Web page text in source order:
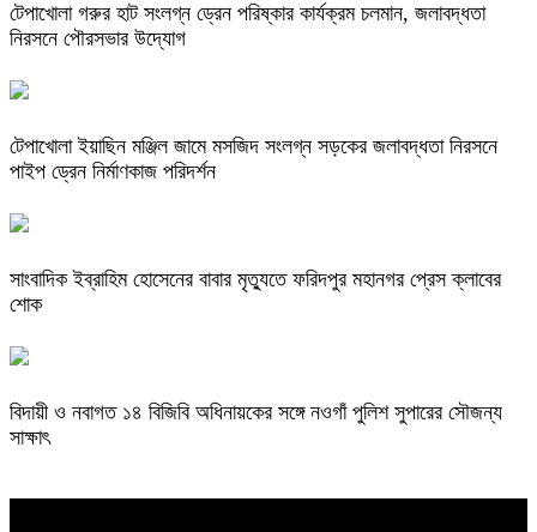
টেপাখোলা গরুর হাট সংলগ্ন ড্রেন পরিষ্কার কার্যক্রম চলমান, জলাবদ্ধতা
নিরসনে পৌরসভার উদ্যোগ
টেপাখোলা ইয়াছিন মঞ্জিল জামে মসজিদ সংলগ্ন সড়কের জলাবদ্ধতা নিরসনে
পাইপ ড্রেন নির্মাণকাজ পরিদর্শন
সাংবাদিক ইব্রাহিম হোসেনের বাবার মৃত্যুতে ফরিদপুর মহানগর প্রেস ক্লাবের
শোক
বিদায়ী ও নবাগত ১৪ বিজিবি অধিনায়কের সঙ্গে নওগাঁ পুলিশ সুপারের সৌজন্য
সাক্ষাৎ